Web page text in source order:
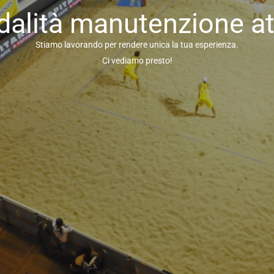
manutenzione
Stiamo lavorando per rendere unica la tua esperienza.
Ci vediamo presto!